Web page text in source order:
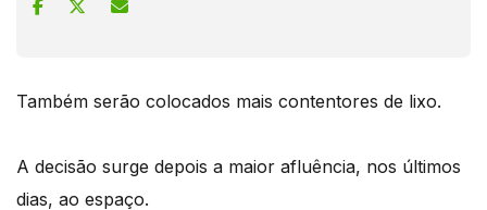
Também serão colocados mais contentores de lixo.
A decisão surge depois a maior afluência, nos últimos
dias, ao espaço.